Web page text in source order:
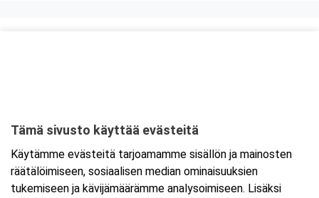
Tarkempi kartta ja ajo-ohjeet
Tämä sivusto käyttää evästeitä
Käytämme evästeitä tarjoamamme sisällön ja mainosten
räätälöimiseen, sosiaalisen median ominaisuuksien
tukemiseen ja kävijämäärämme analysoimiseen. Lisäksi